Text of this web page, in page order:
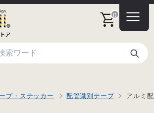
0
索
プ・ステッカー 配管識別テープ アルミ